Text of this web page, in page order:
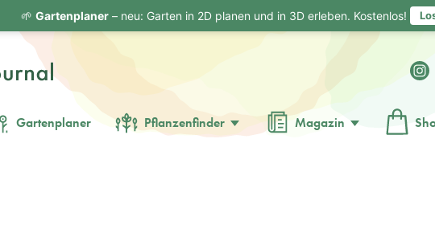
Gartenplaner Pflanzenfinder Magazin
🌱 Gartenplaner– neu: Garten in 2D planen und in 3D erleben. Kostenlos!